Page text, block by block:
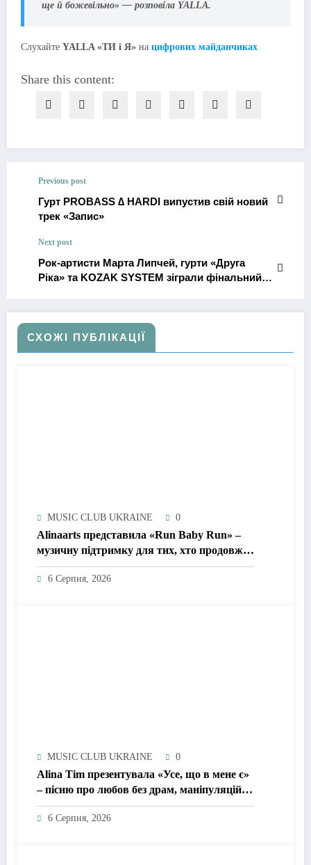
ще й божевільно» — розповіла YALLA.
Слухайте YALLA «ТИ і Я» на цифрових майданчиках
Share this content:
Previous post
Гурт PROBASS ∆ HARDI випустив свій новий
трек «Запис»
Next post
Рок-артисти Марта Липчей, гурти «Друга
Ріка» та KOZAK SYSTEM зіграли фінальний
СХОЖІ ПУБЛІКАЦІЇ
MUSIC CLUB UKRAINE 0
Alinaarts представила «Run Baby Run» –
музичну підтримку для тих, хто продовжує
жити попри війну
6 Серпня, 2026
MUSIC CLUB UKRAINE 0
Alina Tim презентувала «Усе, що в мене є»
– пісню про любов без драм, маніпуляцій і
зайвих ігор
6 Серпня, 2026